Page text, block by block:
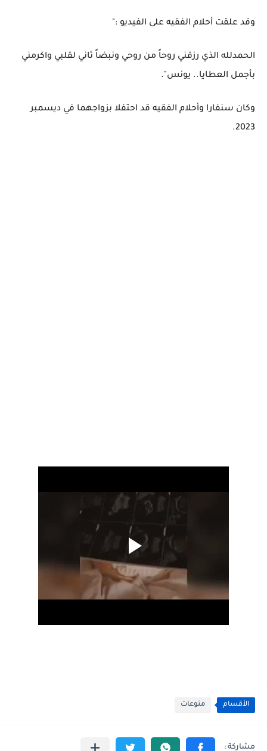
وقد علقت أحلام الفقيه على الفيديو :"
الحمدلله الذي رزقني روحاً من روحي ونبضاً ثاني لقلبي واكرمني
بأجمل العطايا.. يونس".
وكان سنفارا وأحلام الفقيه قد احتفلا بزواجهما في ديسمبر
2023.
الأقسام منوعات